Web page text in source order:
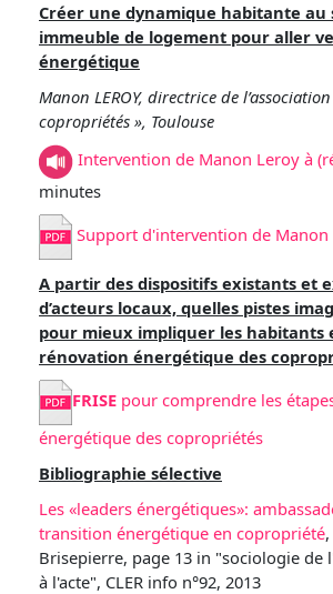
Créer une dynamique habitante au
immeuble de logement pour aller
énergétique
Manon LEROY, directrice de
copropriétés », Toulouse
Intervention de Manon Leroy à
minutes
Support d'intervention de Manon
A partir des dispositifs existants et
d’acteurs locaux, quelles pistes
pour mieux impliquer les habitants
rénovation énergétique des
FRISE pour comprendre les
énergétique des copropriétés
Bibliographie sélective
Les «leaders énergétiques»:
transition énergétique en copropriété
Brisepierre, page 13 in "sociologie de
à l'acte", CLER info n°92, 2013